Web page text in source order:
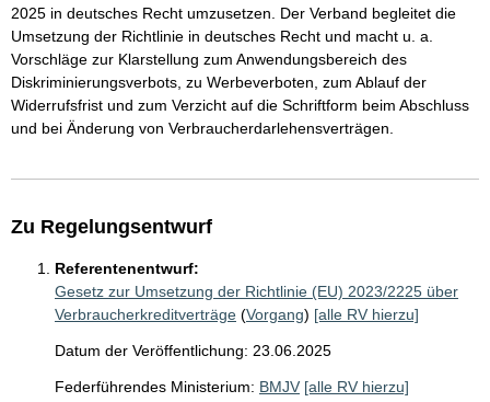
2025 in deutsches Recht umzusetzen. Der Verband begleitet die
Umsetzung der Richtlinie in deutsches Recht und macht u. a.
Vorschläge zur Klarstellung zum Anwendungsbereich des
Diskriminierungsverbots, zu Werbeverboten, zum Ablauf der
Widerrufsfrist und zum Verzicht auf die Schriftform beim Abschluss
und bei Änderung von Verbraucherdarlehensverträgen.
Zu Regelungsentwurf
Referentenentwurf:
Gesetz zur Umsetzung der Richtlinie (EU) 2023/2225 über
Verbraucherkreditverträge (Vorgang) [alle RV hierzu]
Datum der Veröffentlichung: 23.06.2025
Federführendes Ministerium: BMJV [alle RV hierzu]